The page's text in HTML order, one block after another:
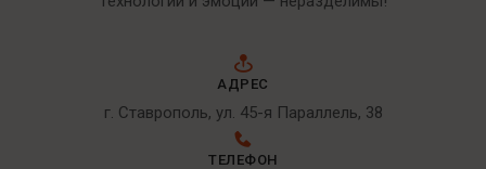
АДРЕС
г. Ставрополь, ул. 45-я Параллель, 38
ТЕЛЕФОН